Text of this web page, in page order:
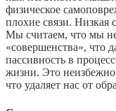
физическое
плохие связи.
Мы считаем, что мы
«совершенства», что
пассивность в
жизни. Это
что удаляет нас от